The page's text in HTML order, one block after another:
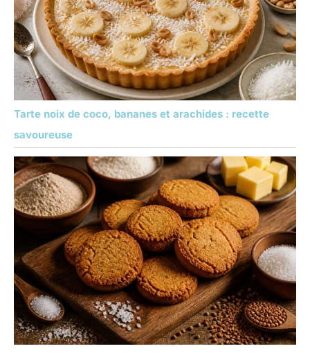
Tarte noix de coco, bananes et arachides : recette
savoureuse